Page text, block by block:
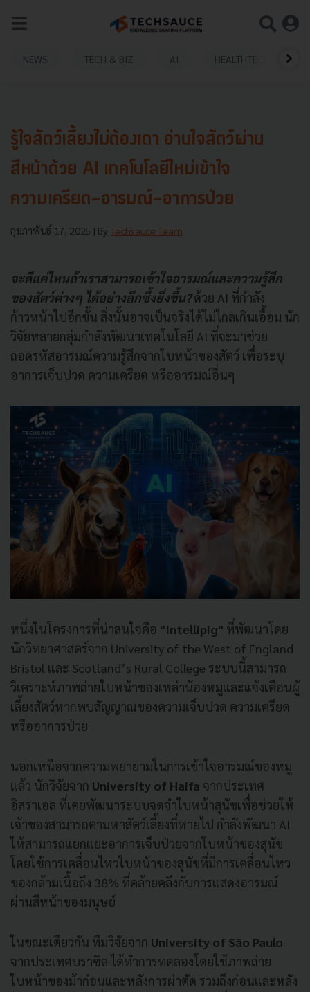
NEWS TECH & BIZ AI HEALTHTECH
รู้ใจสัตว์เลี้ยงไม่ต้องเดา อ่านใจสัตว์ผ่าน
สีหน้าด้วย AI เทคโนโลยีใหม่เข้าใจ
ความเครียด-อารมณ์-อาการป่วย
กุมภาพันธ์ 17, 2025 | By Techsauce Team
จะดีแค่ไหนถ้าเราสามารถเข้าใจอารมณ์และความรู้สึก
ของสัตว์ต่างๆ ได้อย่างลึกซึ้งยิ่งขึ้น?ด้วย AI ที่กำลัง
ก้าวหน้าไปอีกขั้น สิ่งนั้นอาจเป็นจริงได้ไม่ไกลเกินเอื้อม นัก
วิจัยหลายกลุ่มกำลังพัฒนาเทคโนโลยี AI ที่จะมาช่วย
ถอดรหัสอารมณ์ความรู้สึกจากใบหน้าของสัตว์ เพื่อระบุ
อาการเจ็บปวด ความเครียด หรืออารมณ์อื่นๆ
หนึ่งในโครงการที่น่าสนใจคือ "Intellipig" ที่พัฒนาโดย
นักวิทยาศาสตร์จาก University of the West of England
Bristol และ Scotland’s Rural College ระบบนี้สามารถ
วิเคราะห์ภาพถ่ายใบหน้าของเหล่าน้องหมูและแจ้งเตือนผู้
เลี้ยงสัตว์หากพบสัญญาณของความเจ็บปวด ความเครียด
หรืออาการป่วย
นอกเหนือจากความพยายามในการเข้าใจอารมณ์ของหมู
แล้ว นักวิจัยจาก University of Haifa จากประเทศ
อิสราเอล ที่เคยพัฒนาระบบจดจำใบหน้าสุนัขเพื่อช่วยให้
เจ้าของสามารถตามหาสัตว์เลี้ยงที่หายไป กำลังพัฒนา AI
ให้สามารถแยกแยะอาการเจ็บป่วยจากใบหน้าของสุนัข
โดยใช้การเคลื่อนไหวใบหน้าของสุนัขที่มีการเคลื่อนไหว
ของกล้ามเนื้อถึง 38% ที่คล้ายคลึงกับการแสดงอารมณ์
ผ่านสีหน้าของมนุษย์
ในขณะเดียวกัน ทีมวิจัยจาก University of São Paulo
จากประเทศบราซิล ได้ทำการทดลองโดยใช้ภาพถ่าย
ใบหน้าของม้าก่อนและหลังการผ่าตัด รวมถึงก่อนและหลัง